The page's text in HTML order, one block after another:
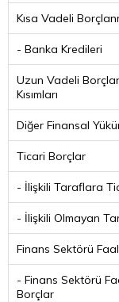
Kısa Vadeli
- Banka Kredileri
Uzun Vadeli
Kısımları
Diğer Finansal
Ticari Borçlar
- İlişkili Taraflara
- İlişkili Olmayan
Finans Sektörü
- Finans Sektörü
Borçlar